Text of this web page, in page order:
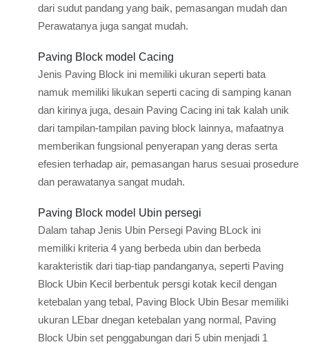
dari sudut pandang yang baik, pemasangan mudah dan
Perawatanya juga sangat mudah.
Paving Block model Cacing
Jenis Paving Block ini memiliki ukuran seperti bata
namuk memiliki likukan seperti cacing di samping kanan
dan kirinya juga, desain Paving Cacing ini tak kalah unik
dari tampilan-tampilan paving block lainnya, mafaatnya
memberikan fungsional penyerapan yang deras serta
efesien terhadap air, pemasangan harus sesuai prosedure
dan perawatanya sangat mudah.
Paving Block model Ubin persegi
Dalam tahap Jenis Ubin Persegi Paving BLock ini
memiliki kriteria 4 yang berbeda ubin dan berbeda
karakteristik dari tiap-tiap pandanganya, seperti Paving
Block Ubin Kecil berbentuk persgi kotak kecil dengan
ketebalan yang tebal, Paving Block Ubin Besar memiliki
ukuran LEbar dnegan ketebalan yang normal, Paving
Block Ubin set penggabungan dari 5 ubin menjadi 1